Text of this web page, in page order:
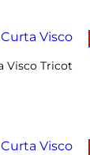
Visco Tricot